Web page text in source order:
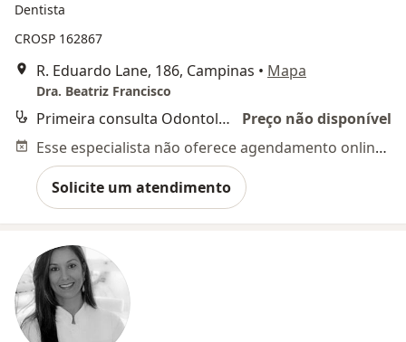
Dentista
CROSP 162867
R. Eduardo Lane, 186, Campinas • Mapa
Dra. Beatriz Francisco
Primeira consulta Odontológica
Preço não disponível
Esse especialista não oferece agendamento online para esse endereço.
Solicite um atendimento